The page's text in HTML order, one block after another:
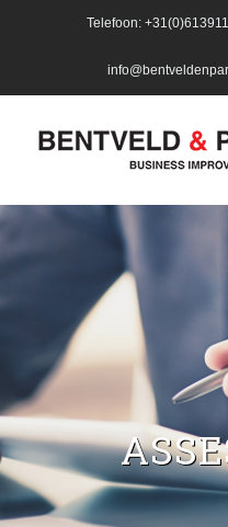
Telefoon: